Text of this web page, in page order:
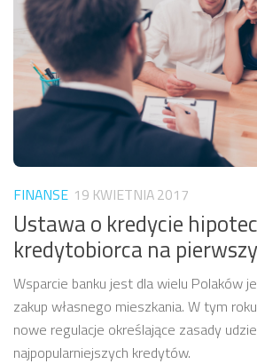
FINANSE 19 KWIETNIA 2017
Ustawa o kredycie
kredytobiorca na
Wsparcie banku jest dla wielu Polaków
zakup własnego mieszkania. W tym
nowe regulacje określające zasady
najpopularniejszych kredytów.